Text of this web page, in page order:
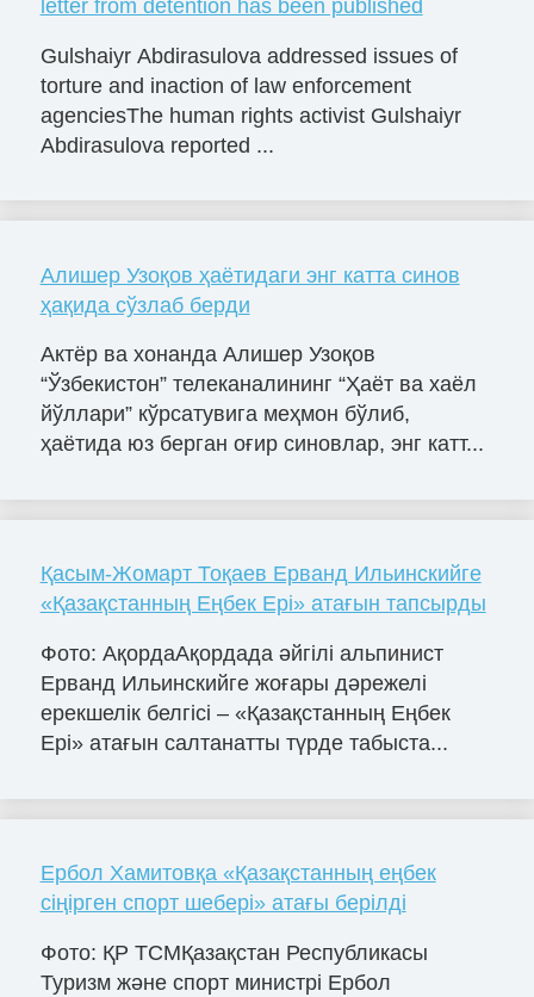
letter from detention has been published
Gulshaiyr Abdirasulova addressed issues of
torture and inaction of law enforcement
agenciesThe human rights activist Gulshaiyr
Abdirasulova reported ...
Алишер Узоқов ҳаётидаги энг катта синов
ҳақида сўзлаб берди
Актёр ва хонанда Алишер Узоқов
“Ўзбекистон” телеканалининг “Ҳаёт ва хаёл
йўллари” кўрсатувига меҳмон бўлиб,
ҳаётида юз берган оғир синовлар, энг катт...
Қасым-Жомарт Тоқаев Ерванд Ильинскийге
«Қазақстанның Еңбек Ері» атағын тапсырды
Фото: АқордаАқордада әйгілі альпинист
Ерванд Ильинскийге жоғары дәрежелі
ерекшелік белгісі – «Қазақстанның Еңбек
Ері» атағын салтанатты түрде табыста...
Ербол Хамитовқа «Қазақстанның еңбек
сіңірген спорт шебері» атағы берілді
Фото: ҚР ТСМҚазақстан Республикасы
Туризм және спорт министрі Ербол